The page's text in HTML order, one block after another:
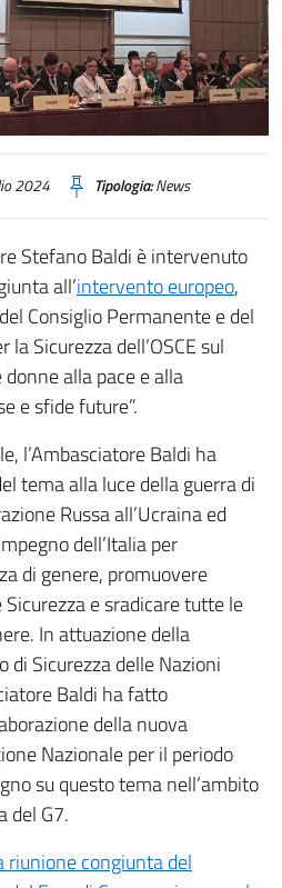
2024 Tipologia:News
Stefano Baldi è intervenuto
all’intervento europeo,
Consiglio Permanente e del
la Sicurezza dell’OSCE sul
alla pace e alla
e sfide future”.
l’Ambasciatore Baldi ha
tema alla luce della guerra di
Russa all’Ucraina ed
dell’Italia per
di genere, promuovere
Sicurezza e sradicare tutte le
In attuazione della
di Sicurezza delle Nazioni
Baldi ha fatto
della nuova
Nazionale per il periodo
su questo tema nell’ambito
del G7.
riunione congiunta del